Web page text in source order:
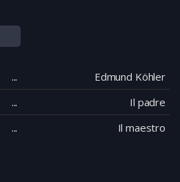
Edmund Köhler
Il padre
Il maestro